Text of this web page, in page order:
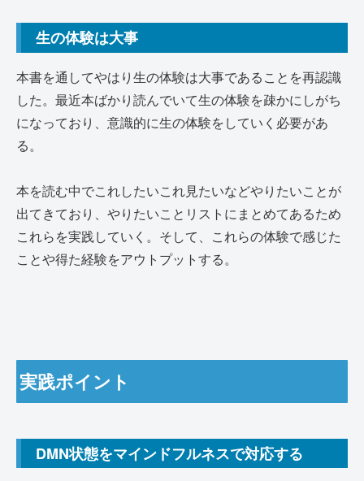
生の体験は大事
本書を通してやはり生の体験は大事であることを再認識
した。最近本ばかり読んでいて生の体験を疎かにしがち
になっており、意識的に生の体験をしていく必要があ
る。
本を読む中でこれしたいこれ見たいなどやりたいことが
出てきており、やりたいことリストにまとめてあるため
これらを実践していく。そして、これらの体験で感じた
ことや得た経験をアウトプットする。
実践ポイント
DMN状態をマインドフルネスで対応する